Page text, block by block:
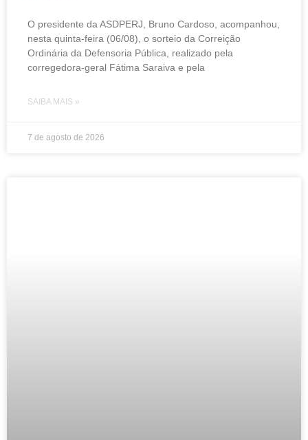
O presidente da ASDPERJ, Bruno Cardoso, acompanhou,
nesta quinta-feira (06/08), o sorteio da Correição
Ordinária da Defensoria Pública, realizado pela
corregedora-geral Fátima Saraiva e pela
SAIBA MAIS »
7 de agosto de 2026